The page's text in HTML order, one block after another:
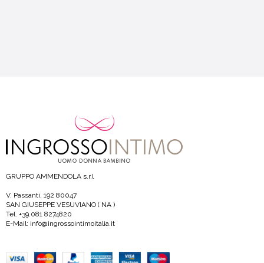
GRUPPO AMMENDOLA s.r.l
V. Passanti, 192 80047
SAN GIUSEPPE VESUVIANO ( NA )
Tel. +39.081 8274820
E-Mail: info@ingrossointimoitalia.it